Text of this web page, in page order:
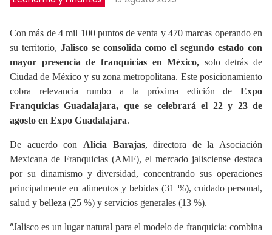
Con más de 4 mil 100 puntos de venta y 470 marcas operando en
su territorio, Jalisco se consolida como el segundo estado con
mayor presencia de franquicias en México, solo detrás de
Ciudad de México y su zona metropolitana. Este posicionamiento
cobra relevancia rumbo a la próxima edición de Expo
Franquicias Guadalajara, que se celebrará el 22 y 23 de
agosto en Expo Guadalajara.
De acuerdo con Alicia Barajas,directora de la Asociación
Mexicana de Franquicias (AMF), el mercado jalisciense destaca
por su dinamismo y diversidad, concentrando sus operaciones
principalmente en alimentos y bebidas (31 %), cuidado personal,
salud y belleza (25 %) y servicios generales (13 %).
“Jalisco es un lugar natural para el modelo de franquicia: combina